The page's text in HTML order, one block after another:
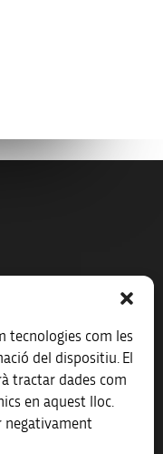
tecnologies com les
del dispositiu. El
tractar dades com
en aquest lloc.
negativament